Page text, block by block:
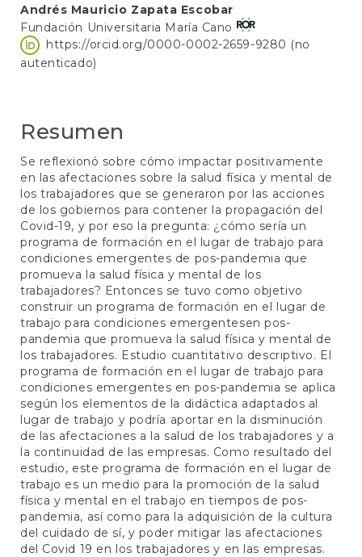
Contenido
principal
del
Andrés Mauricio Zapata Escobar
Fundación Universitaria María Cano
https://orcid.org/0000-0002-2659-9280 (no
autenticado)
Resumen
Se reflexionó sobre cómo impactar positivamente
en las afectaciones sobre la salud física y mental de
los trabajadores que se generaron por las acciones
de los gobiernos para contener la propagación del
Covid-19, y por eso la pregunta: ¿cómo sería un
programa de formación en el lugar de trabajo para
condiciones emergentes de pos-pandemia que
promueva la salud física y mental de los
trabajadores? Entonces se tuvo como objetivo
construir un programa de formación en el lugar de
trabajo para condiciones emergentesen pos-
pandemia que promueva la salud física y mental de
los trabajadores. Estudio cuantitativo descriptivo. El
programa de formación en el lugar de trabajo para
condiciones emergentes en pos-pandemia se aplica
según los elementos de la didáctica adaptados al
lugar de trabajo y podría aportar en la disminución
de las afectaciones a la salud de los trabajadores y a
la continuidad de las empresas. Como resultado del
estudio, este programa de formación en el lugar de
trabajo es un medio para la promoción de la salud
física y mental en el trabajo en tiempos de pos-
pandemia, así como para la adquisición de la cultura
del cuidado de sí, y poder mitigar las afectaciones
del Covid 19 en los trabajadores y en las empresas.